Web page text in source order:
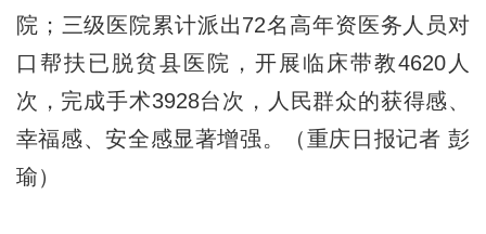
院；三级医院累计派出72名高年资医务人员对
口帮扶已脱贫县医院，开展临床带教4620人
次，完成手术3928台次，人民群众的获得感、
幸福感、安全感显著增强。（重庆日报记者 彭
瑜）